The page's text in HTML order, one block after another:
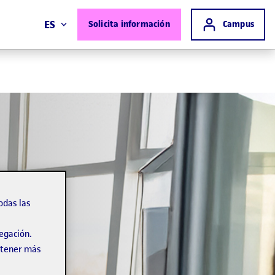
Solicita información Acceso a
Campus
ES
las
más